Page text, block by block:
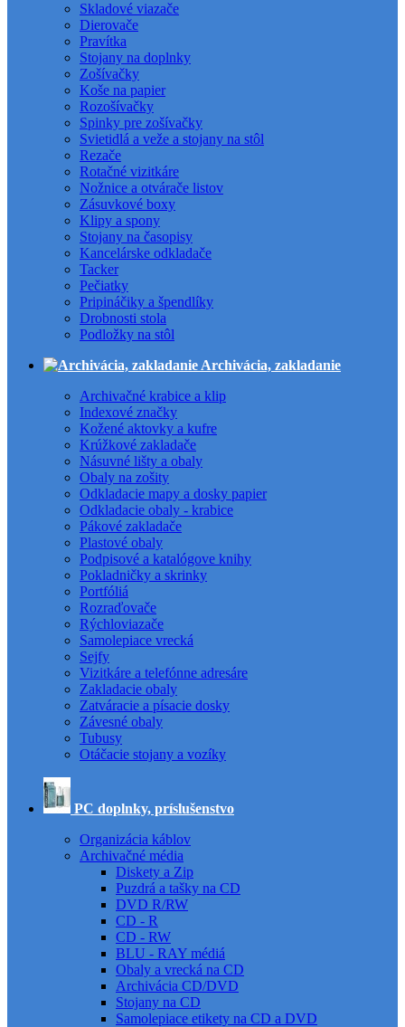
Skladové viazače
Dierovače
Pravítka
Stojany na doplnky
Zošívačky
Koše na papier
Rozošívačky
Spinky pre zošívačky
Svietidlá a veže a stojany na stôl
Rezače
Rotačné vizitkáre
Nožnice a otvárače listov
Zásuvkové boxy
Klipy a spony
Stojany na časopisy
Kancelárske odkladače
Tacker
Pečiatky
Pripináčiky a špendlíky
Drobnosti stola
Podložky na stôl
Archivácia, zakladanie
Archivačné krabice a klip
Indexové značky
Kožené aktovky a kufre
Krúžkové zakladače
Násuvné lišty a obaly
Obaly na zošity
Odkladacie mapy a dosky papier
Odkladacie obaly - krabice
Pákové zakladače
Plastové obaly
Podpisové a katalógove knihy
Pokladničky a skrinky
Portfóliá
Rozraďovače
Rýchloviazače
Samolepiace vrecká
Sejfy
Vizitkáre a telefónne adresáre
Zakladacie obaly
Zatváracie a písacie dosky
Závesné obaly
Tubusy
Otáčacie stojany a vozíky
PC doplnky, príslušenstvo
Organizácia káblov
Archivačné média
Diskety a Zip
Puzdrá a tašky na CD
DVD R/RW
CD - R
CD - RW
BLU - RAY médiá
Obaly a vrecká na CD
Archivácia CD/DVD
Stojany na CD
Samolepiace etikety na CD a DVD